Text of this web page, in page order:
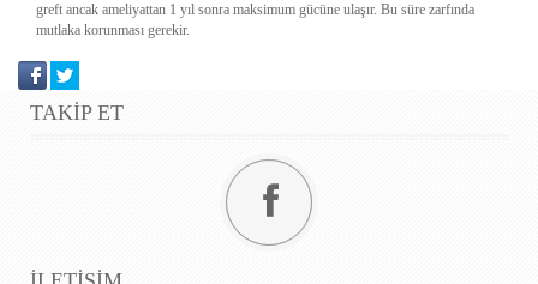
greft ancak ameliyattan 1 yıl sonra maksimum gücüne ulaşır. Bu süre zarfında
mutlaka korunması gerekir.
TAKİP ET